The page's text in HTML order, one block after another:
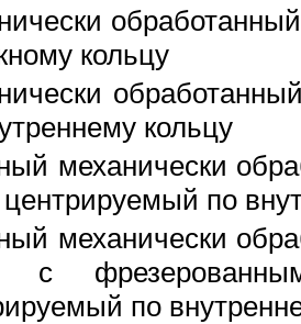
кольцу
кольцу
механически
по
механически
с
по